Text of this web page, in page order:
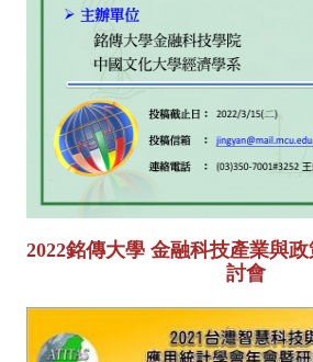
2022銘傳大學 金融科技產業與
討會